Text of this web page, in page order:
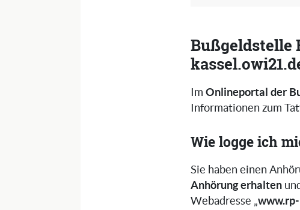
Bußgeldstelle
ImOnlineportal der
Informationen zum
Wie logge ich
Sie haben einen
Anhörung erhalten
Webadresse „